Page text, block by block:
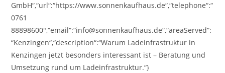
GmbH“,“url“:“https://www.sonnenkaufhaus.de“,“telephone“:“
0761
88898600″,“email“:“info@sonnenkaufhaus.de“,“areaServed“:
“Kenzingen“,“description“:“Warum Ladeinfrastruktur in
Kenzingen jetzt besonders interessant ist – Beratung und
Umsetzung rund um Ladeinfrastruktur.“}